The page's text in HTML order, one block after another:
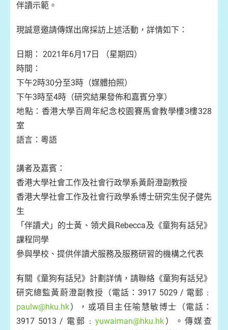
伴讀示範。
現誠意邀請傳媒出席採訪上述活動，詳情如下：
日期： 2021年6月17日 （星期四）
時間：
下午2時30分至3時（媒體拍照）
下午3時至4時（研究結果發佈和嘉賓分享）
地點：香港大學百周年紀念校園賽馬會教學樓3樓328
室
語言：粵語
講者及嘉賓：
香港大學社會工作及社會行政學系黃蔚澄副教授
香港大學社會工作及社會行政學系博士研究生倪子健先
生
「伴讀犬」的士黃、領犬員Rebecca及《童狗有話兒》
課程同學
參與學校、提供伴讀犬服務及服務研習的機構之代表
有關《童狗有話兒》計劃詳情，請聯絡《童狗有話兒》
研究總監黃蔚澄副教授（電話：3917 5029 / 電郵﹕
paulw@hku.hk），或項目主任喻慧敏博士（電話：
3917 5013 / 電郵﹕yuwaiman@hku.hk ）。傳媒查